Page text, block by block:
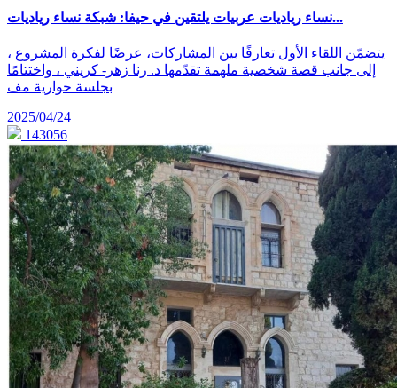
نساء رياديات عربيات يلتقين في حيفا: شبكة نساء رياديات...
يتضمّن اللقاء الأول تعارفًا بين المشاركات، عرضًا لفكرة المشروع ،
إلى جانب قصة شخصية ملهمة تقدّمها د. رنا زهر- كريني ، واختتامًا
بجلسة حوارية مف
2025/04/24
143056